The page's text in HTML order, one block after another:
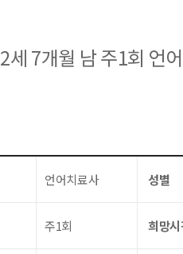
2세 7개월 남 주1회 언
언어치료사 성별
주1회 희망